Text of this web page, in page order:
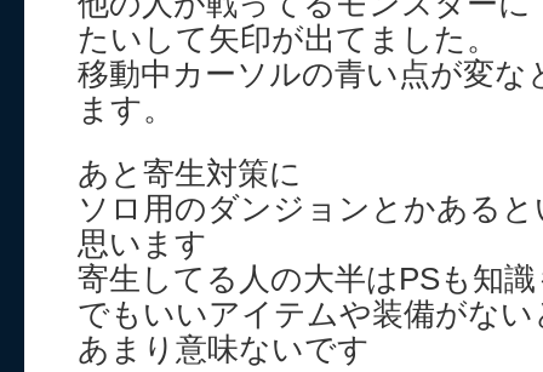
たいして矢印が出てました。
移動中カーソルの青い点が変な
ます。
あと寄生対策に
ソロ用のダンジョンとかある
思います
寄生してる人の大半はPSも知
でもいいアイテムや装備がない
あまり意味ないです